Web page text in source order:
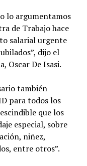
lo argumentamos
de Trabajo hace
salarial urgente
dijo el
Oscar De Isasi.
también
para todos los
que los
especial, sobre
niñez,
entre otros”.